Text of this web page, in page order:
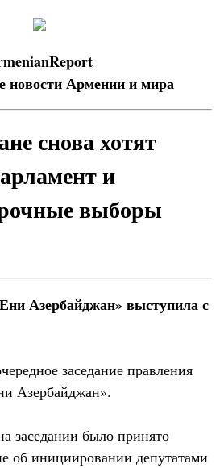
Армении и мира
снова хотят
и
выборы
Азербайджан» выступила с
заседание правления
Азербайджан».
заседании было принято
об инициировании депутатами